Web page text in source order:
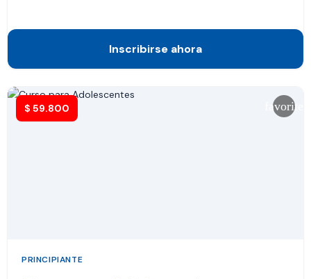
Inscribirse ahora
$ 59.800 favorite
PRINCIPIANTE